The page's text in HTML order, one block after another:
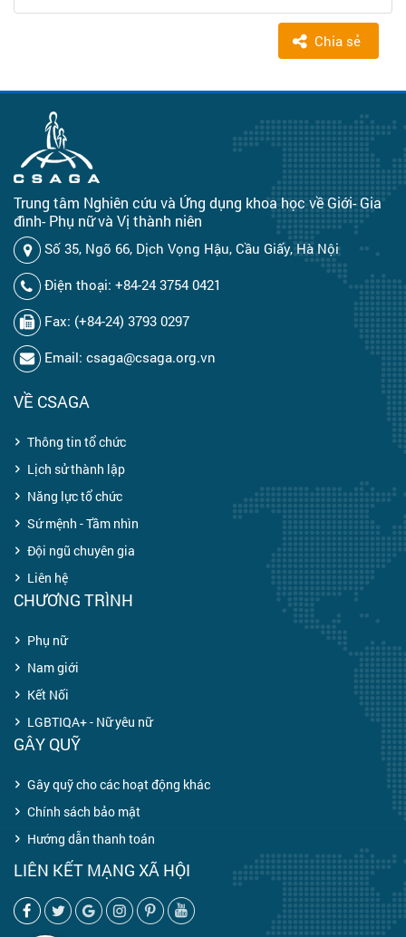
Chia sẻ
Trung tâm Nghiên cứu và Ứng dụng khoa học về Giới- Gia
đình- Phụ nữ và Vị thành niên
Số 35, Ngõ 66, Dịch Vọng Hậu, Cầu Giấy, Hà Nội
Điện thoại: +84-24 3754 0421
Fax: (+84-24) 3793 0297
Email: csaga@csaga.org.vn
VỀ CSAGA
Thông tin tổ chức
Lịch sử thành lập
Năng lực tổ chức
Sứ mệnh - Tầm nhìn
Đội ngũ chuyên gia
Liên hệ
CHƯƠNG TRÌNH
Phụ nữ
Nam giới
Kết Nối
LGBTIQA+ - Nữ yêu nữ
GÂY QUỸ
Gây quỹ cho các hoạt động khác
Chính sách bảo mật
Hướng dẫn thanh toán
LIÊN KẾT MẠNG XÃ HỘI